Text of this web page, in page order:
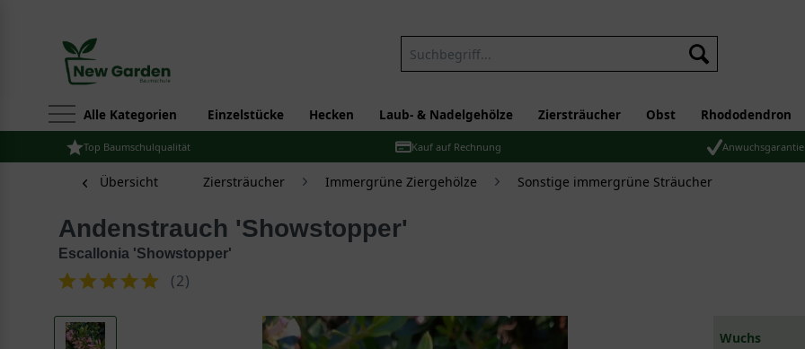
Alle Kategorien Einzelstücke Hecken Laub- & Nadelgehölze Ziersträucher Obst Rhododendron
Top Baumschulqualität Kauf auf Rechnung Anwuchsgarantie
Übersicht Ziersträucher Immergrüne Ziergehölze Sonstige immergrüne Sträucher
Andenstrauch 'Showstopper'
Escallonia 'Showstopper'
(2)
Wuchs